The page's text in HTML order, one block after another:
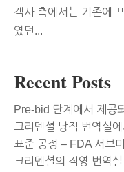
객사 측에서는 기존에
였던...
Recent Posts
Pre-bid 단계에서 제공
크리덴셜 당직 번역실
표준 공정 – FDA 서브
크리덴셜의 직영 번역